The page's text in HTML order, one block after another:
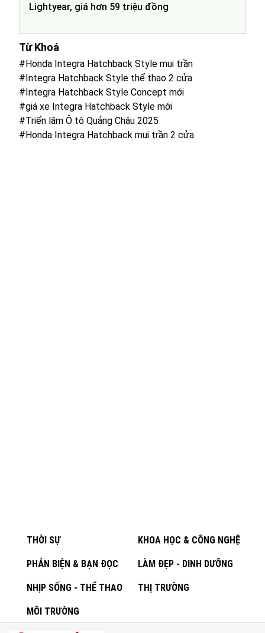
Lightyear, giá hơn 59 triệu đồng
Từ Khoá
#Honda Integra Hatchback Style mui trần
#Integra Hatchback Style thể thao 2 cửa
#Integra Hatchback Style Concept mới
#giá xe Integra Hatchback Style mới
#Triển lãm Ô tô Quảng Châu 2025
#Honda Integra Hatchback mui trần 2 cửa
THỜI SỰ KHOA HỌC & CÔNG NGHỆ
PHẢN BIỆN & BẠN ĐỌC LÀM ĐẸP - DINH DƯỠNG
NHỊP SỐNG - THỂ THAO THỊ TRƯỜNG
MÔI TRƯỜNG